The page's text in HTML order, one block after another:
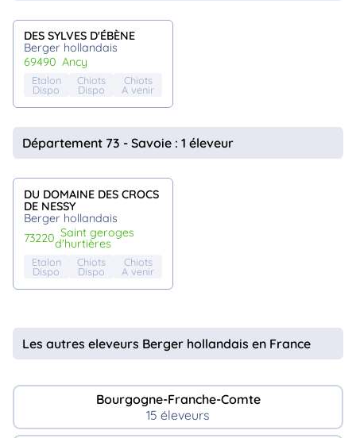
DES SYLVES D'ÉBÈNE
Berger hollandais
69490
ancy
Etalon
Dispo
Chiots
Dispo
Chiots
A venir
Département 73 - Savoie : 1 éleveur
DU DOMAINE DES CROCS
DE NESSY
Berger hollandais
73220 saint geroges
d'hurtières
Etalon
Dispo
Chiots
Dispo
Chiots
A venir
Les autres eleveurs Berger hollandais en France
Bourgogne-Franche-Comte
15 éleveurs